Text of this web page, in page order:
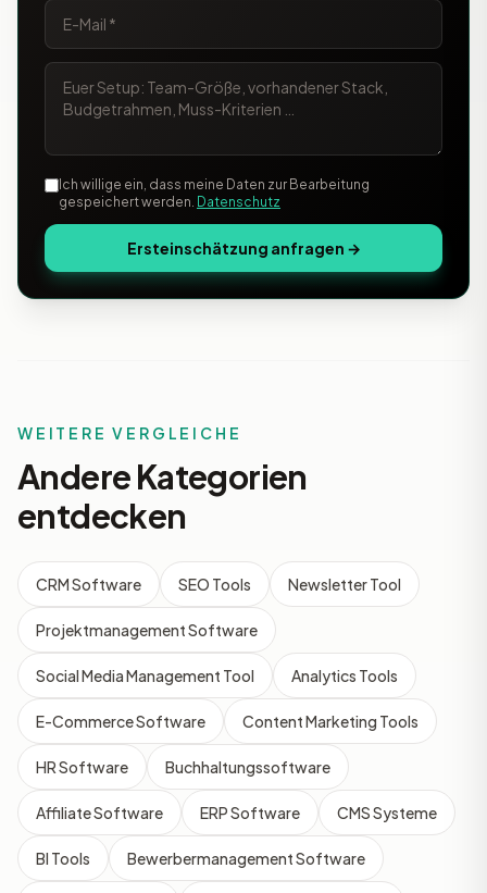
Ich willige ein, dass meine Daten zur Bearbeitung
gespeichert werden. Datenschutz
Ersteinschätzung anfragen →
WEITERE VERGLEICHE
Andere Kategorien
entdecken
CRM Software SEO Tools Newsletter Tool
Projektmanagement Software
Social Media Management Tool Analytics Tools
E-Commerce Software Content Marketing Tools
HR Software Buchhaltungssoftware
Affiliate Software ERP Software CMS Systeme
BI Tools Bewerbermanagement Software